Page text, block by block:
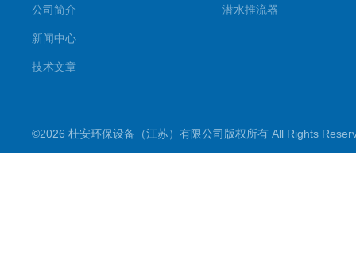
公司简介
新闻中心
技术文章
潜水推流器
©2026 杜安环保设备（江苏）有限公司版权所有 All Rights